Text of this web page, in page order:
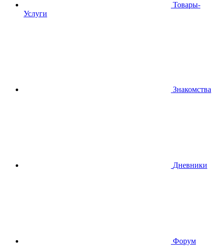
Товары-
Услуги
Знакомства
Дневники
Форум